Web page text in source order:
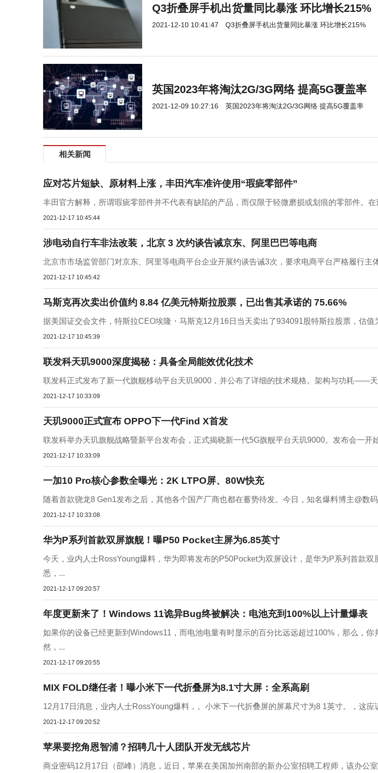
Q3折叠屏手机出货量同比暴涨 环比增长215%
2021-12-10 10:41:47 Q3折叠屏手机出货量同比暴涨 环比增长215%
英国2023年将淘汰2G/3G网络 提高5G覆盖率
2021-12-09 10:27:16 英国2023年将淘汰2G/3G网络 提高5G覆盖率
相关新闻
应对芯片短缺、原材料上涨，丰田汽车准许使用“瑕疵零部件”
丰田官方解释，所谓瑕疵零部件并不代表有缺陷的产品，而仅限于轻微磨损或划痕的零部件。在
2021-12-17 10:45:44
涉电动自行车非法改装，北京 3 次约谈告诫京东、阿里巴巴等电商
北京市市场监管部门对京东、阿里等电商平台企业开展约谈告诫3次，要求电商平台严格履行主
2021-12-17 10:45:42
马斯克再次卖出价值约 8.84 亿美元特斯拉股票，已出售其承诺的 75.66%
据美国证交会文件，特斯拉CEO埃隆・马斯克12月16日当天卖出了934091股特斯拉股票，估值
2021-12-17 10:45:39
联发科天玑9000深度揭秘：具备全局能效优化技术
联发科正式发布了新一代旗舰移动平台天玑9000，并公布了详细的技术规格。架构与功耗——
2021-12-17 10:33:09
天玑9000正式宣布 OPPO下一代Find X首发
联发科举办天玑旗舰战略暨新平台发布会，正式揭晓新一代5G旗舰平台天玑9000。发布会一开
2021-12-17 10:33:09
一加10 Pro核心参数全曝光：2K LTPO屏、80W快充
随着首款骁龙8 Gen1发布之后，其他各个国产厂商也都在蓄势待发。今日，知名爆料博主@数
2021-12-17 10:33:08
华为P系列首款双屏旗舰！曝P50 Pocket主屏为6.85英寸
今天，业内人士RossYoung爆料，华为即将发布的P50Pocket为双屏设计，是华为P系列首款双
悉，...
2021-12-17 09:20:57
年度更新来了！Windows 11诡异Bug终被解决：电池充到100%以上计量爆表
如果你的设备已经更新到Windows11，而电池电量有时显示的百分比远远超过100%，那么，你
然，...
2021-12-17 09:20:55
MIX FOLD继任者！曝小米下一代折叠屏为8.1寸大屏：全系高刷
12月17日消息，业内人士RossYoung爆料，。小米下一代折叠屏的屏幕尺寸为8 1英寸。，这应
2021-12-17 09:20:52
苹果要挖角恩智浦？招聘几十人团队开发无线芯片
商业密码12月17日（邵峰）消息，近日，苹果在美国加州南部的新办公室招聘工程师，该办公